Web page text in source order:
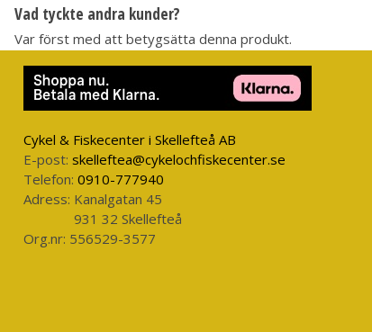
Vad tyckte andra kunder?
Var först med att betygsätta denna produkt.
Cykel & Fiskecenter i Skellefteå AB
E-post: skelleftea@cykelochfiskecenter.se
Telefon: 0910-777940
Adress: Kanalgatan 45
931 32 Skellefteå
Org.nr: 556529-3577